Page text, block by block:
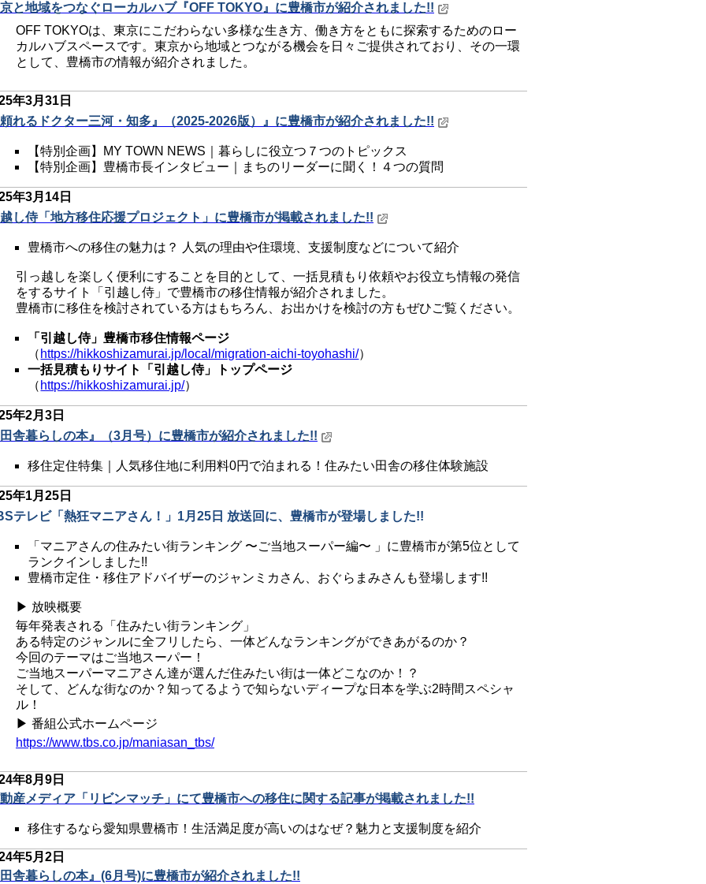
と地域をつなぐローカルハブ『OFF TOKYO』に豊橋市が紹介されました!!
OFF TOKYOは、東京にこだわらない多様な生き方、働き方をともに探索するためのロー
カルハブスペースです。東京から地域とつながる機会を日々ご提供されており、その一環
として、豊橋市の情報が紹介されました。
年3月31日
頼れるドクター三河・知多』（2025-2026版）』に豊橋市が紹介されました!!
【特別企画】MY TOWN NEWS｜暮らしに役立つ７つのトピックス
【特別企画】豊橋市長インタビュー｜まちのリーダーに聞く！４つの質問
年3月14日
し侍「地方移住応援プロジェクト」に豊橋市が掲載されました!!
豊橋市への移住の魅力は？ 人気の理由や住環境、支援制度などについて紹介
引っ越しを楽しく便利にすることを目的として、一括見積もり依頼やお役立ち情報の発信
をするサイト「引越し侍」で豊橋市の移住情報が紹介されました。
豊橋市に移住を検討されている方はもちろん、お出かけを検討の方もぜひご覧ください。
「引越し侍」豊橋市移住情報ページ
（ https://hikkoshizamurai.jp/local/migration-aichi-toyohashi/）
一括見積もりサイト「引越し侍」トップページ
（ https://hikkoshizamurai.jp/）
年2月3日
田舎暮らしの本』（3月号）に豊橋市が紹介されました!!
移住定住特集｜人気移住地に利用料0円で泊まれる！住みたい田舎の移住体験施設
年1月25日
テレビ「熱狂マニアさん！」1月25日 放送回に、豊橋市が登場しました!!
「マニアさんの住みたい街ランキング 〜ご当地スーパー編〜 」に豊橋市が第5位として
ランクインしました!!
豊橋市定住・移住アドバイザーのジャンミカさん、おぐらまみさんも登場します!!
▶ 放映概要
毎年発表される「住みたい街ランキング」
ある特定のジャンルに全フリしたら、一体どんなランキングができあがるのか？
今回のテーマはご当地スーパー！
ご当地スーパーマニアさん達が選んだ住みたい街は一体どこなのか！？
そして、どんな街なのか？知ってるようで知らないディープな日本を学ぶ2時間スペシャ
ル！
▶ 番組公式ホームページ
https://www.tbs.co.jp/maniasan_tbs/
年8月9日
産メディア「リビンマッチ」にて豊橋市への移住に関する記事が掲載されました!!
移住するなら愛知県豊橋市！生活満足度が高いのはなぜ？魅力と支援制度を紹介
年5月2日
田舎暮らしの本』(6月号)に豊橋市が紹介されました!!